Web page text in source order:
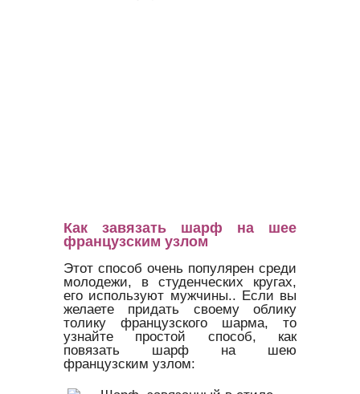
Как завязать шарф на шее
французским узлом
Этот способ очень популярен среди
молодежи, в студенческих кругах,
его используют мужчины.. Если вы
желаете придать своему облику
толику французского шарма, то
узнайте простой способ, как
повязать шарф на шею
французским узлом: